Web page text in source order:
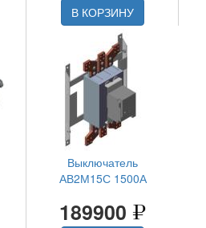
В КОРЗИНУ
Выключатель
АВ2М15С 1500А
189900